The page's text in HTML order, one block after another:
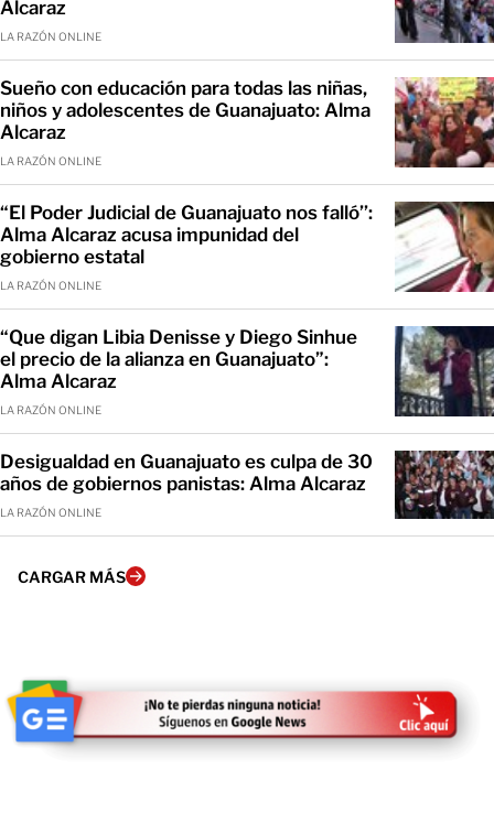
Alcaraz
LA RAZÓN ONLINE
Sueño con educación para todas las niñas,
niños y adolescentes de Guanajuato: Alma
Alcaraz
LA RAZÓN ONLINE
“El Poder Judicial de Guanajuato nos falló’’:
Alma Alcaraz acusa impunidad del
gobierno estatal
LA RAZÓN ONLINE
“Que digan Libia Denisse y Diego Sinhue
el precio de la alianza en Guanajuato”:
Alma Alcaraz
LA RAZÓN ONLINE
Desigualdad en Guanajuato es culpa de 30
años de gobiernos panistas: Alma Alcaraz
LA RAZÓN ONLINE
CARGAR MÁS